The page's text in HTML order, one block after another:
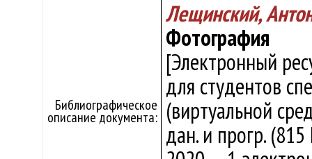
Библиографическое
описание документа:
Лещинский,
Фотография
[Электронный
для студентов
(виртуальной
дан. и прогр.